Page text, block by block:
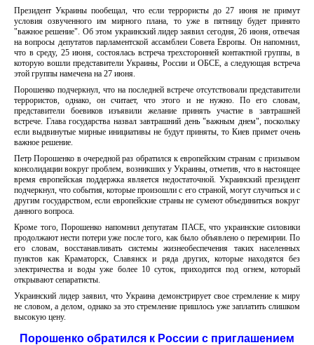
Президент Украины пообещал, что если террористы до 27 июня не примут
условия озвученного им мирного плана, то уже в пятницу будет принято
"важное решение". Об этом украинский лидер заявил сегодня, 26 июня, отвечая
на вопросы депутатов парламентской ассамблеи Совета Европы. Он напомнил,
что в среду, 25 июня, состоялась встреча трехсторонней контактной группы, в
которую вошли представители Украины, России и ОБСЕ, а следующая встреча
этой группы намечена на 27 июня.
Порошенко подчеркнул, что на последней встрече отсутствовали представители
террористов, однако, он считает, что этого и не нужно. По его словам,
представители боевиков изъявили желание принять участие в завтрашней
встрече. Глава государства назвал завтрашний день "важным днем", поскольку
если выдвинутые мирные инициативы не будут приняты, то Киев примет очень
важное решение.
Петр Порошенко в очередной раз обратился к европейским странам с призывом
консолидации вокруг проблем, возникших у Украины, отметив, что в настоящее
время европейская поддержка является недостаточной. Украинский президент
подчеркнул, что события, которые произошли с его страной, могут случиться и с
другим государством, если европейские страны не сумеют объединиться вокруг
данного вопроса.
Кроме того, Порошенко напомнил депутатам ПАСЕ, что украинские силовики
продолжают нести потери уже после того, как было объявлено о перемирии. По
его словам, восстанавливать системы жизнеобеспечения таких населенных
пунктов как Краматорск, Славянск и ряда других, которые находятся без
электричества и воды уже более 10 суток, приходится под огнем, который
открывают сепаратисты.
Украинский лидер заявил, что Украина демонстрирует свое стремление к миру
не словом, а делом, однако за это стремление пришлось уже заплатить слишком
высокую цену.
Порошенко обратился к России с приглашением